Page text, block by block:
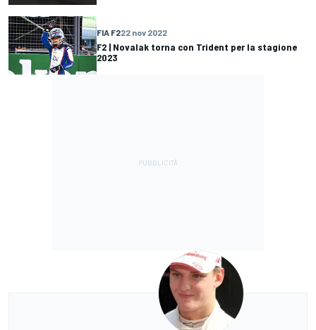
FIA F222 nov 2022
F2 | Novalak torna con Trident per la stagione
2023